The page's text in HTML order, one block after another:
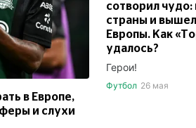
в Европе,
и слухи
сотворил чудо:
страны и
Европы. Как
удалось?
Герои!
Футбол 26 мая